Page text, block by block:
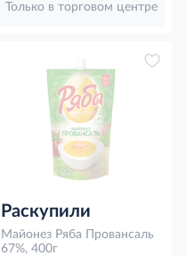
Только в торговом центре
Раскупили
Майонез Ряба Провансаль
67%, 400г